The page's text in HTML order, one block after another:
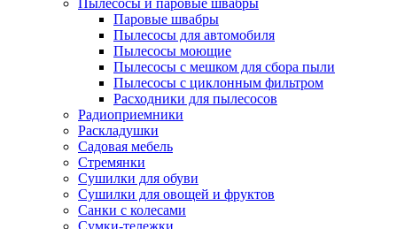
Паровые швабры
Пылесосы для автомобиля
Пылесосы моющие
Пылесосы с мешком для сбора пыли
Пылесосы с циклонным фильтром
Расходники для пылесосов
Радиоприемники
Раскладушки
Садовая мебель
Стремянки
Сушилки для обуви
Сушилки для овощей и фруктов
Санки с колесами
Сумки-тележки